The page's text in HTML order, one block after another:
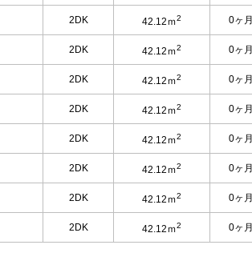
2DK 42.12ｍ2 0ヶ月
2DK 42.12ｍ2 0ヶ月
2DK 42.12ｍ2 0ヶ月
2DK 42.12ｍ2 0ヶ月
2DK 42.12ｍ2 0ヶ月
2DK 42.12ｍ2 0ヶ月
2DK 42.12ｍ2 0ヶ月
2DK 42.12ｍ2 0ヶ月